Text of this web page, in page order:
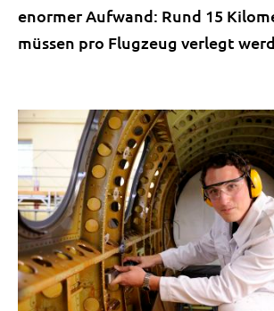
enormer Aufwand: Rund 15
müssen pro Flugzeug verlegt